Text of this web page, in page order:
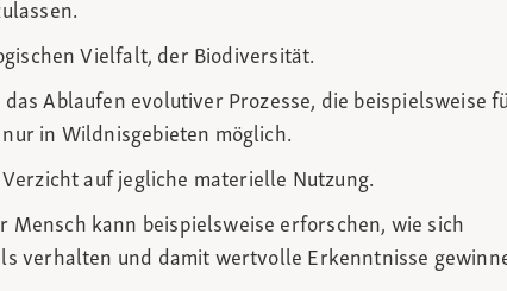
Vielfalt, der Biodiversität.
Ablaufen evolutiver Prozesse, die beispielsweise
in Wildnisgebieten möglich.
auf jegliche materielle Nutzung.
kann beispielsweise erforschen, wie sich
verhalten und damit wertvolle Erkenntnisse